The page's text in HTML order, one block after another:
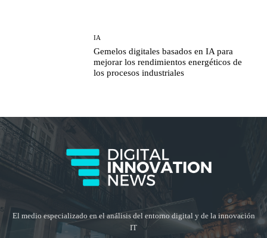
IA
Gemelos digitales basados en IA para
mejorar los rendimientos energéticos de
los procesos industriales
El medio especializado en el análisis del entorno digital y de la innovación
IT